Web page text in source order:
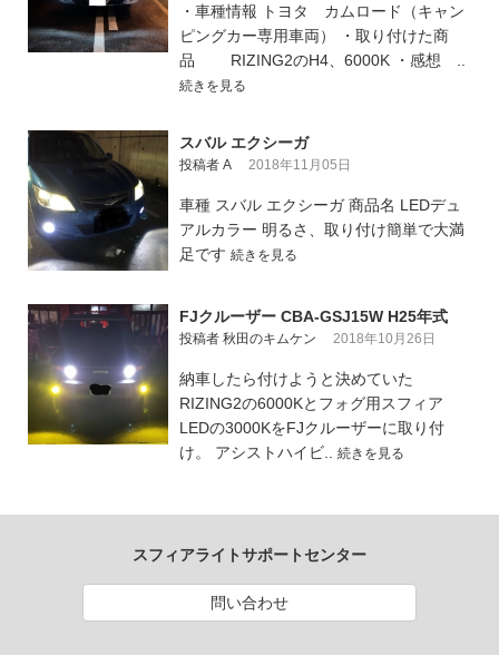
・車種情報 トヨタ カムロード（キャン
ピングカー専用車両） ・取り付けた商
品 RIZING2のH4、6000K ・感想 ..
続きを見る
スバル エクシーガ
投稿者 A 2018年11月05日
車種 スバル エクシーガ 商品名 LEDデュ
アルカラー 明るさ、取り付け簡単で大満
足です 続きを見る
FJクルーザー CBA-GSJ15W H25年式
投稿者 秋田のキムケン 2018年10月26日
納車したら付けようと決めていた
RIZING2の6000Kとフォグ用スフィア
LEDの3000KをFJクルーザーに取り付
け。 アシストハイビ.. 続きを見る
スフィアライトサポートセンター
問い合わせ